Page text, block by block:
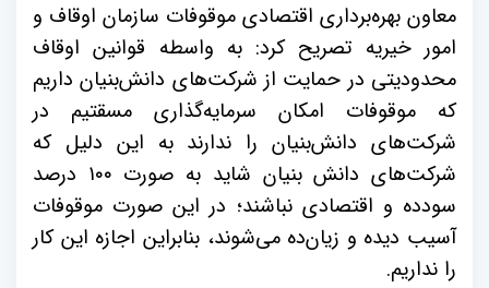
معاون بهره‌برداری اقتصادی موقوفات سازمان اوقاف و
امور خیریه تصریح کرد: به واسطه قوانین اوقاف
محدودیتی در حمایت از شرکت‌های دانش‌بنیان داریم
که موقوفات امکان سرمایه‌گذاری مسقتیم در
شرکت‌های دانش‌بنیان را ندارند به این دلیل که
شرکت‌های دانش بنیان شاید به صورت ۱۰۰ درصد
سودده و اقتصادی نباشند؛ در این صورت موقوفات
آسیب دیده و زیان‌ده می‌شوند، بنابراین اجازه این کار
را نداریم.